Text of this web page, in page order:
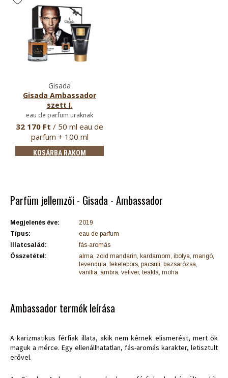
Gisada
Gisada Ambassador
szett I.
eau de parfum uraknak
32 170 Ft / 50 ml eau de
parfum + 100 ml
tusfürdő
KOSÁRBA RAKOM
Parfüm jellemzői - Gisada - Ambassador
Megjelenés éve:
2019
Típus:
eau de parfum
Illatcsalád:
fás-aromás
Összetétel:
alma, zöld mandarin, kardamom, ibolya, mangó,
levendula, feketebors, pacsuli, bazsarózsa,
vanília, ámbra, vetiver, teakfa, moha
Ambassador termék leírása
A karizmatikus férfiak illata, akik nem kérnek elismerést, mert ők
maguk a mérce. Egy ellenállhatatlan, fás-aromás karakter, letisztult
erővel.